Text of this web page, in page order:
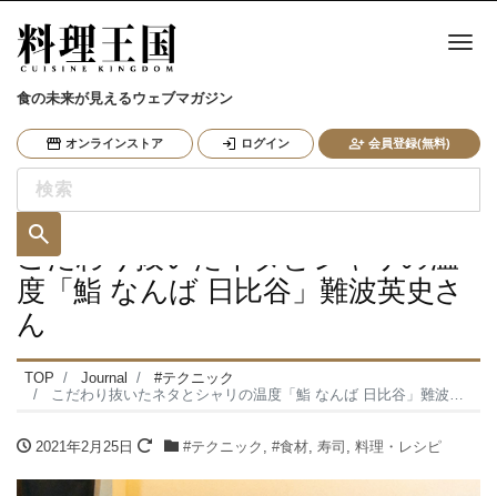
食の未来が見えるウェブマガジン
オンラインストア ログイン 会員登録(無料)
ナ
こだわり抜いたネタとシャリの温
度「鮨 なんば 日比谷」難波英史さ
ん
TOP Journal
#テクニック
こだわり抜いたネタとシャリの温度「鮨 なんば 日比谷」難波英史さん
2021年2月25日 #テクニック , #食材, 寿司 , 料理・レシピ